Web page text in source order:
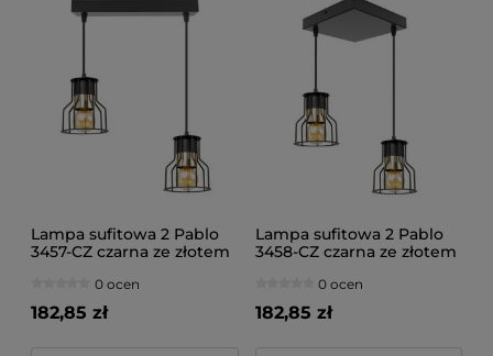
Lampa sufitowa 2 Pablo
3457-CZ czarna ze złotem
0 ocen
182,85 zł
Lampa sufitowa 2 Pablo
3458-CZ czarna ze złotem
0 ocen
182,85 zł